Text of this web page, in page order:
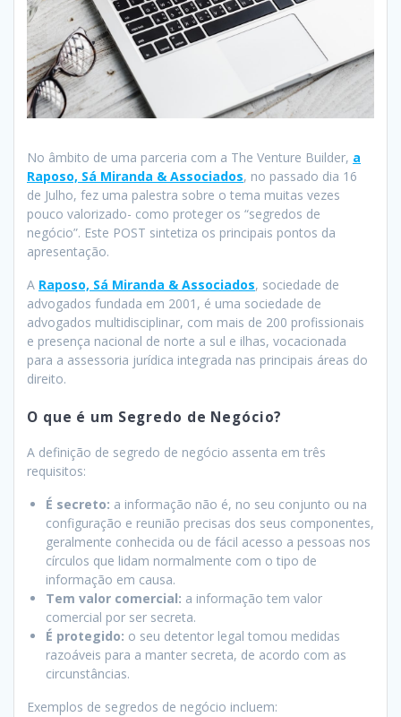
No âmbito de uma parceria com a The Venture Builder, a
Raposo, Sá Miranda & Associados, no passado dia 16
de Julho, fez uma palestra sobre o tema muitas vezes
pouco valorizado- como proteger os “segredos de
negócio”. Este POST sintetiza os principais pontos da
apresentação.
A Raposo, Sá Miranda & Associados, sociedade de
advogados fundada em 2001, é uma sociedade de
advogados multidisciplinar, com mais de 200 profissionais
e presença nacional de norte a sul e ilhas, vocacionada
para a assessoria jurídica integrada nas principais áreas do
direito.
O que é um Segredo de Negócio?
A definição de segredo de negócio assenta em três
requisitos:
É secreto: a informação não é, no seu conjunto ou na
configuração e reunião precisas dos seus componentes,
geralmente conhecida ou de fácil acesso a pessoas nos
círculos que lidam normalmente com o tipo de
informação em causa.
Tem valor comercial: a informação tem valor
comercial por ser secreta.
É protegido: o seu detentor legal tomou medidas
razoáveis para a manter secreta, de acordo com as
circunstâncias.
Exemplos de segredos de negócio incluem: